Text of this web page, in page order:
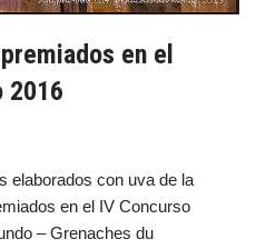
en el
2016
elaborados con uva de la
en el IV Concurso
– Grenaches du